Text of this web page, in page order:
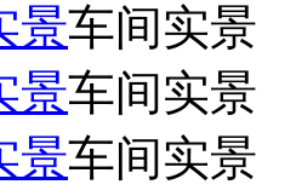
车间实景
车间实景
车间实景